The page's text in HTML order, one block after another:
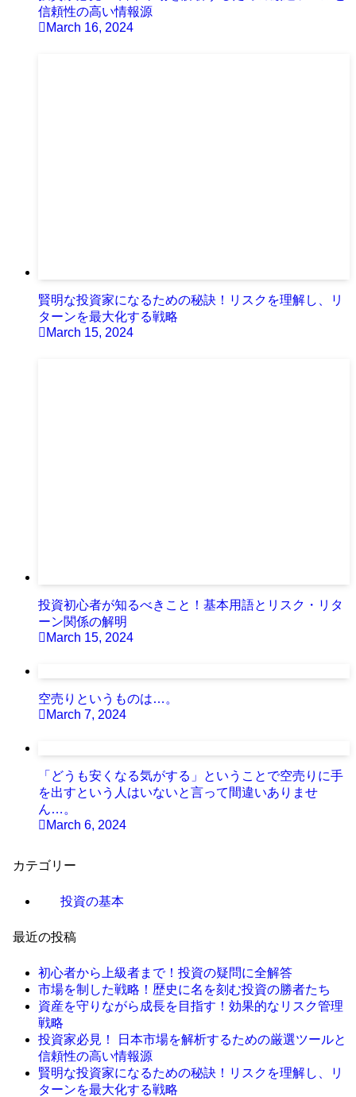
信頼性の高い情報源
March 16, 2024
賢明な投資家になるための秘訣！リスクを理解し、リ
ターンを最大化する戦略
March 15, 2024
投資初心者が知るべきこと！基本用語とリスク・リタ
ーン関係の解明
March 15, 2024
空売りというものは…。
March 7, 2024
「どうも安くなる気がする」ということで空売りに手
を出すという人はいないと言って間違いありませ
ん…。
March 6, 2024
カテゴリー
投資の基本
最近の投稿
初心者から上級者まで！投資の疑問に全解答
市場を制した戦略！歴史に名を刻む投資の勝者たち
資産を守りながら成長を目指す！効果的なリスク管理
戦略
投資家必見！ 日本市場を解析するための厳選ツールと
信頼性の高い情報源
賢明な投資家になるための秘訣！リスクを理解し、リ
ターンを最大化する戦略